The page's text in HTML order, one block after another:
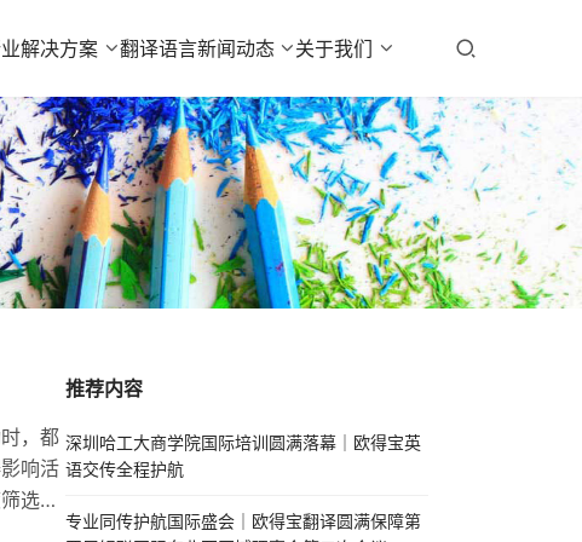
解决方案 翻译语言新闻动态 关于我们
，都
响活
选，
广州
推荐内容
深圳哈工大商学院国际培训圆满落幕｜欧得宝英
语交传全程护航
专业同传护航国际盛会｜欧得宝翻译圆满保障第